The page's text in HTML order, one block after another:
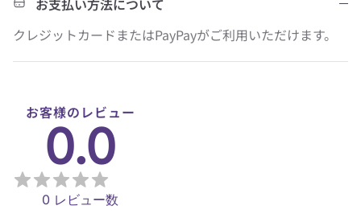
クレジットカードまたはPayPayがご利用いただけます。
お客様のレビュー
0.0
0 レビュー数